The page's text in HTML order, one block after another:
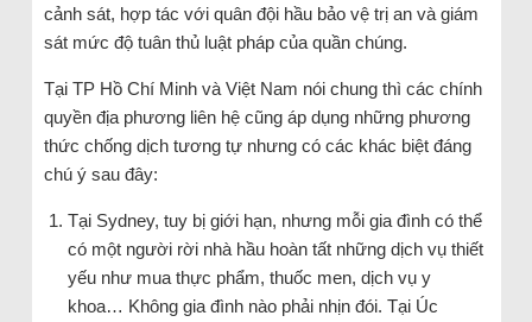
cảnh sát, hợp tác với quân đội hầu bảo vệ trị an và giám
sát mức độ tuân thủ luật pháp của quần chúng.
Tại TP Hồ Chí Minh và Việt Nam nói chung thì các chính
quyền địa phương liên hệ cũng áp dụng những phương
thức chống dịch tương tự nhưng có các khác biệt đáng
chú ý sau đây:
Tại Sydney, tuy bị giới hạn, nhưng mỗi gia đình có thể
có một người rời nhà hầu hoàn tất những dịch vụ thiết
yếu như mua thực phẩm, thuốc men, dịch vụ y
khoa… Không gia đình nào phải nhịn đói. Tại Úc